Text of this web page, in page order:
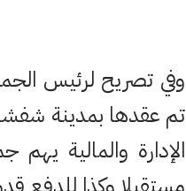
وفي تصريح لرئيس
تم عقدها بمدينة
الإدارة والمالية